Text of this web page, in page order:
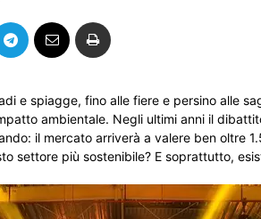
e spiagge, fino alle fiere e persino alle
ambientale. Negli ultimi anni il
il mercato arriverà a valere ben oltre
settore più sostenibile? E soprattutto,